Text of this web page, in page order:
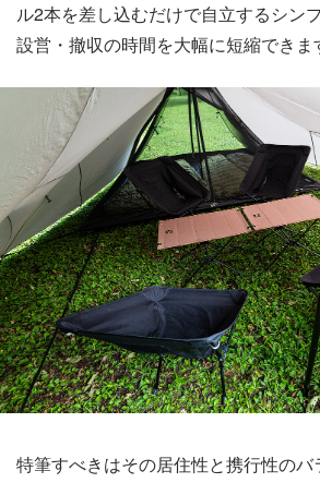
ル2本を差し込むだけで自立するシン
設営・撤収の時間を大幅に短縮できま
特筆すべきはその居住性と携行性の